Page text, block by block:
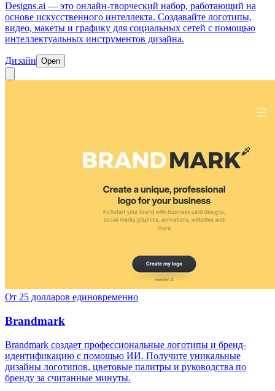
Designs.ai — это онлайн-творческий набор, работающий на
основе искусственного интеллекта. Создавайте логотипы,
видео, макеты и графику для социальных сетей с помощью
интеллектуальных инструментов дизайна.
Дизайн Open
От 25 долларов единовременно
Brandmark
Brandmark создает профессиональные логотипы и бренд-
идентификацию с помощью ИИ. Получите уникальные
дизайны логотипов, цветовые палитры и руководства по
бренду за считанные минуты.